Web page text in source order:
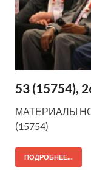
53 (15754),
МАТЕРИАЛЫ
(15754)
ПОДРОБНЕЕ...